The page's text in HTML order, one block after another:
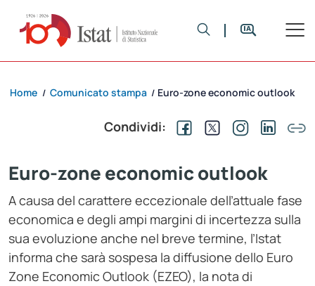
Home / Comunicato stampa / Euro-zone economic outlook
Condividi:
Euro-zone economic outlook
A causa del carattere eccezionale dell’attuale fase
economica e degli ampi margini di incertezza sulla
sua evoluzione anche nel breve termine, l’Istat
informa che sarà sospesa la diffusione dello Euro
Zone Economic Outlook (EZEO), la nota di